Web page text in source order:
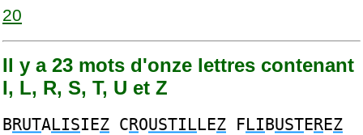
20
Il y a 23 mots d'onze lettres contenant
I, L, R, S, T, U et Z
BRUTALISIEZ CROUSTILLEZ FLIBUSTEREZ